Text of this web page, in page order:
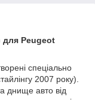
для Peugeot
спеціально
2007 року).
днище авто від